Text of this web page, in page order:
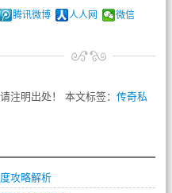
腾讯微博 人人网 微信
注明出处！ 本文标签： 传奇私
攻略解析